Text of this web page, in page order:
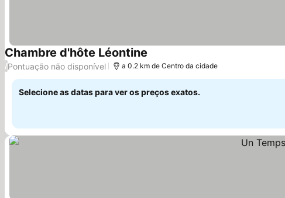
Chambre d'hôte Léontine
/Pontuação não disponível a 0.2 km de Centro da cidade
Selecione as datas para ver os preços exatos.